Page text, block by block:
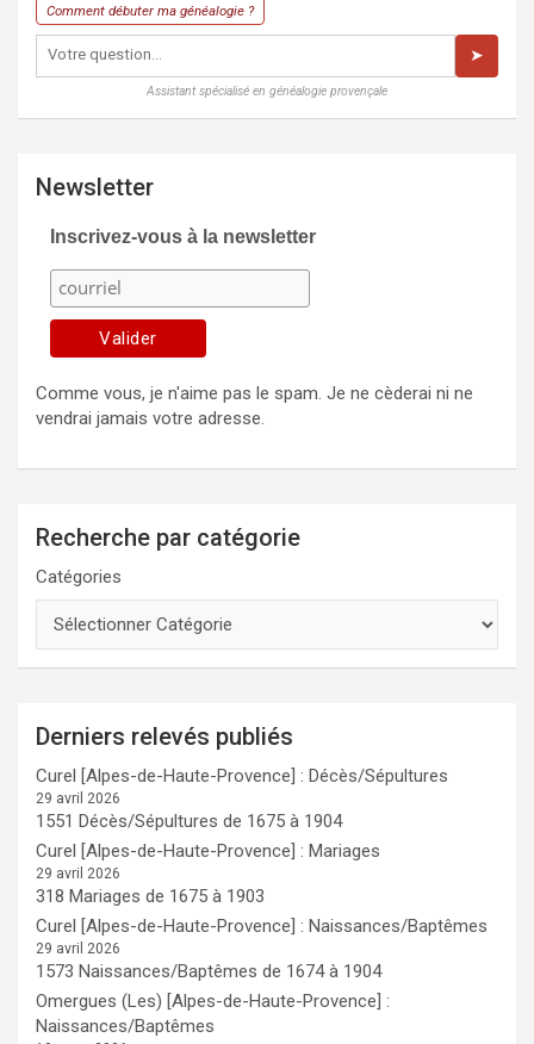
Comment débuter ma généalogie ?
➤
Assistant spécialisé en généalogie provençale
Newsletter
Inscrivez-vous à la newsletter
Comme vous, je n'aime pas le spam. Je ne cèderai ni ne
vendrai jamais votre adresse.
Recherche par catégorie
Catégories
Derniers relevés publiés
Curel [Alpes-de-Haute-Provence] : Décès/Sépultures
29 avril 2026
1551 Décès/Sépultures de 1675 à 1904
Curel [Alpes-de-Haute-Provence] : Mariages
29 avril 2026
318 Mariages de 1675 à 1903
Curel [Alpes-de-Haute-Provence] : Naissances/Baptêmes
29 avril 2026
1573 Naissances/Baptêmes de 1674 à 1904
Omergues (Les) [Alpes-de-Haute-Provence] :
Naissances/Baptêmes